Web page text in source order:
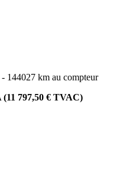
144027 km au compteur
(11 797,50 € TVAC)